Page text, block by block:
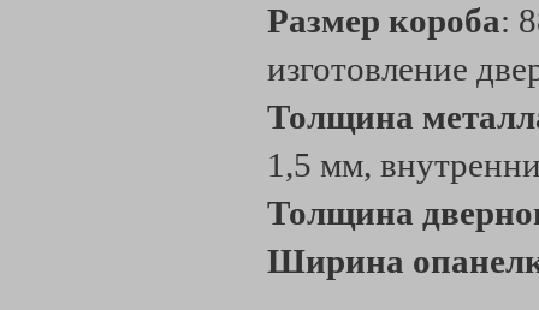
Размер короба:
изготовление
Толщина
1,5 мм,
Толщина
Ширина